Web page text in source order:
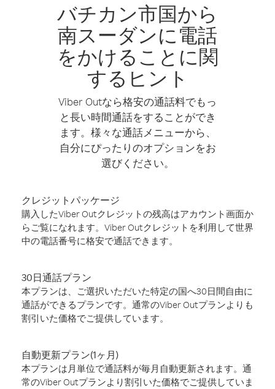
バチカン市国から
南スーダンに電話
をかけることに関
するヒント
Viber Outなら格安の通話料でもっ
と長い時間通話をすることができ
ます。様々な通話メニューから、
自分にぴったりのオプションをお
選びください。
クレジットパッケージ
購入したViber Outクレジットの残高はアカウント画面か
らご覧になれます。Viber Outクレジットを利用して世界
中の電話番号に格安で通話できます。
30日通話プラン
本プランは、ご選択いただいた特定の国へ30日間自由に
通話ができるプランです。通常のViber Outプランよりも
割引いた価格でご提供しています。
自動更新プラン(1ヶ月)
本プランは月単位で通話料が毎月自動更新されます。通
常のViber Outプランより割引いた価格でご提供していま